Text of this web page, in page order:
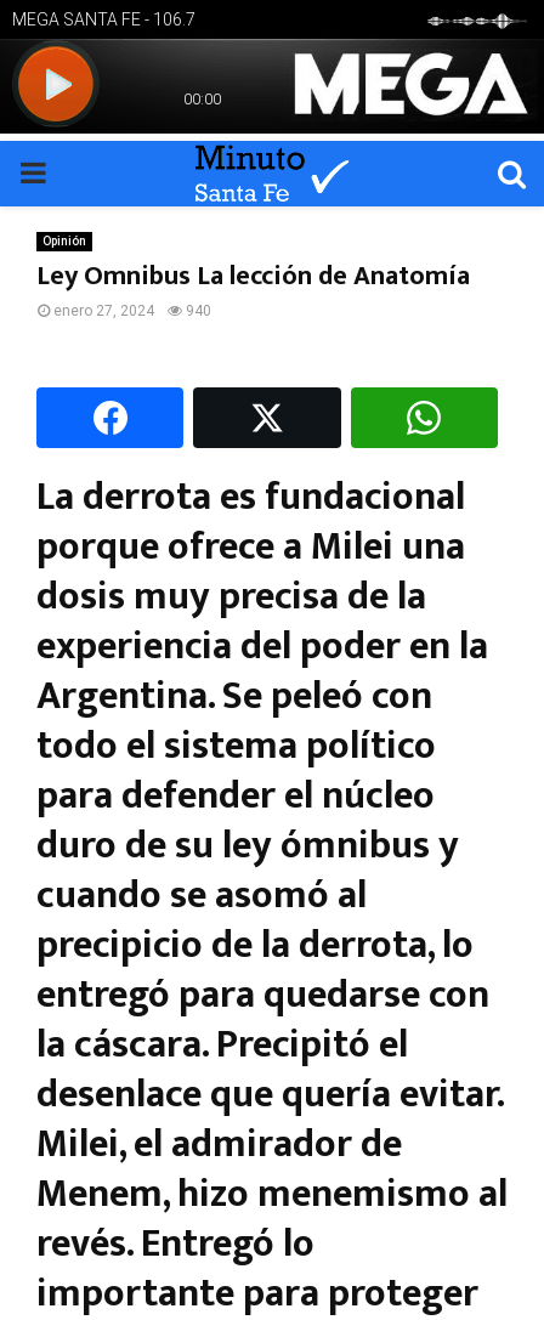
PRIMARY
MENU
Opinión
Ley Omnibus La lección de Anatomía
enero 27, 2024 940
La derrota es fundacional
porque ofrece a Milei una
dosis muy precisa de la
experiencia del poder en la
Argentina. Se peleó con
todo el sistema político
para defender el núcleo
duro de su ley ómnibus y
cuando se asomó al
precipicio de la derrota, lo
entregó para quedarse con
la cáscara. Precipitó el
desenlace que quería evitar.
Milei, el admirador de
Menem, hizo menemismo al
revés. Entregó lo
importante para proteger